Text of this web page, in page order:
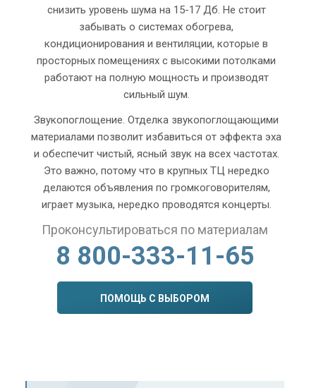
снизить уровень шума на 15-17 Дб. Не стоит
забывать о системах обогрева,
кондиционирования и вентиляции, которые в
просторных помещениях с высокими потолками
работают на полную мощность и производят
сильный шум.
Звукопоглощение. Отделка звукопоглощающими
материалами позволит избавиться от эффекта эха
и обеспечит чистый, ясный звук на всех частотах.
Это важно, потому что в крупных ТЦ нередко
делаются объявления по громкоговорителям,
играет музыка, нередко проводятся концерты.
Проконсультироваться по материалам
8 800-333-11-65
ПОМОЩЬ С ВЫБОРОМ